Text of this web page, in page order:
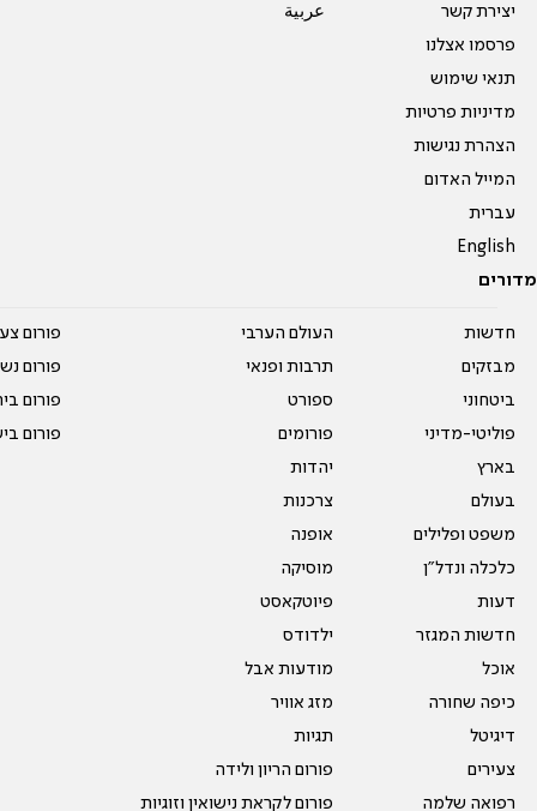
יצירת קשר
פרסמו אצלנו
תנאי שימוש
מדיניות פרטיות
הצהרת נגישות
המייל האדום
עברית
English
عربية
מדורים
חדשות
מבזקים
ביטחוני
פוליטי-מדיני
בארץ
בעולם
משפט ופלילים
כלכלה ונדל"ן
דעות
חדשות המגזר
אוכל
כיפה שחורה
דיגיטל
צעירים
רפואה שלמה
העולם הערבי
תרבות ופנאי
ספורט
פורומים
יהדות
צרכנות
אופנה
מוסיקה
פיוטקאסט
ילדודס
מודעות אבל
מזג אוויר
תגיות
פורום הריון ולידה
פורום לקראת נישואין וזוגיות
פורום
פורום
פורום
פורום